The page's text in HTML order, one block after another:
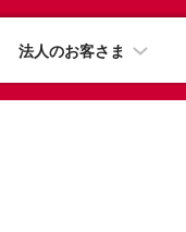
法人のお客さま